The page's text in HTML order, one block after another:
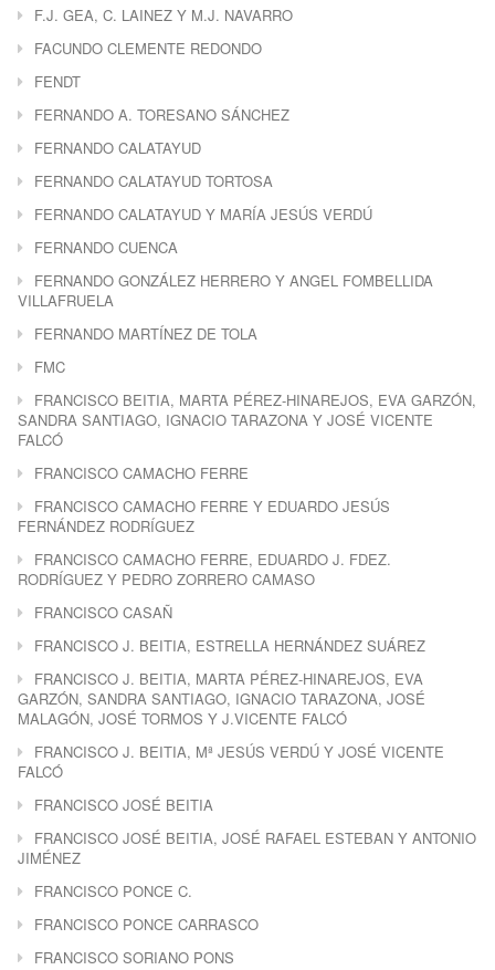
F.J. GEA, C. LAINEZ Y M.J. NAVARRO
FACUNDO CLEMENTE REDONDO
FENDT
FERNANDO A. TORESANO SÁNCHEZ
FERNANDO CALATAYUD
FERNANDO CALATAYUD TORTOSA
FERNANDO CALATAYUD Y MARÍA JESÚS VERDÚ
FERNANDO CUENCA
FERNANDO GONZÁLEZ HERRERO Y ANGEL FOMBELLIDA
VILLAFRUELA
FERNANDO MARTÍNEZ DE TOLA
FMC
FRANCISCO BEITIA, MARTA PÉREZ-HINAREJOS, EVA GARZÓN,
SANDRA SANTIAGO, IGNACIO TARAZONA Y JOSÉ VICENTE
FALCÓ
FRANCISCO CAMACHO FERRE
FRANCISCO CAMACHO FERRE Y EDUARDO JESÚS
FERNÁNDEZ RODRÍGUEZ
FRANCISCO CAMACHO FERRE, EDUARDO J. FDEZ.
RODRÍGUEZ Y PEDRO ZORRERO CAMASO
FRANCISCO CASAÑ
FRANCISCO J. BEITIA, ESTRELLA HERNÁNDEZ SUÁREZ
FRANCISCO J. BEITIA, MARTA PÉREZ-HINAREJOS, EVA
GARZÓN, SANDRA SANTIAGO, IGNACIO TARAZONA, JOSÉ
MALAGÓN, JOSÉ TORMOS Y J.VICENTE FALCÓ
FRANCISCO J. BEITIA, Mª JESÚS VERDÚ Y JOSÉ VICENTE
FALCÓ
FRANCISCO JOSÉ BEITIA
FRANCISCO JOSÉ BEITIA, JOSÉ RAFAEL ESTEBAN Y ANTONIO
JIMÉNEZ
FRANCISCO PONCE C.
FRANCISCO PONCE CARRASCO
FRANCISCO SORIANO PONS